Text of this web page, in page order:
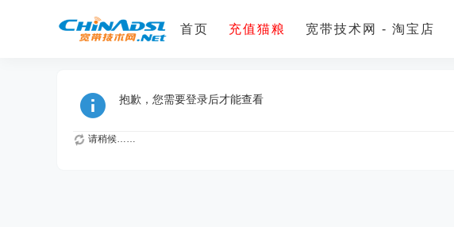
首页 充值猫粮 宽带技术网 - 淘宝店
抱歉，您需要登录后才能查看
请稍候……